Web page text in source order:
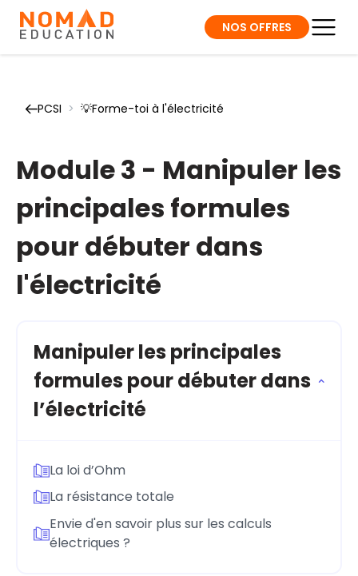
NOS OFFRES
PCSI > 💡Forme-toi à l'électricité
Module 3 - Manipuler les
principales formules
pour débuter dans
l'électricité
Manipuler les principales
formules pour débuter dans
l’électricité
La loi d’Ohm
La résistance totale
Envie d'en savoir plus sur les calculs
électriques ?